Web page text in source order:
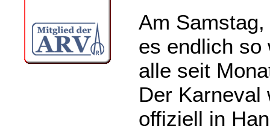
Am
es endlich so
alle seit
Der Karneval
offiziell in